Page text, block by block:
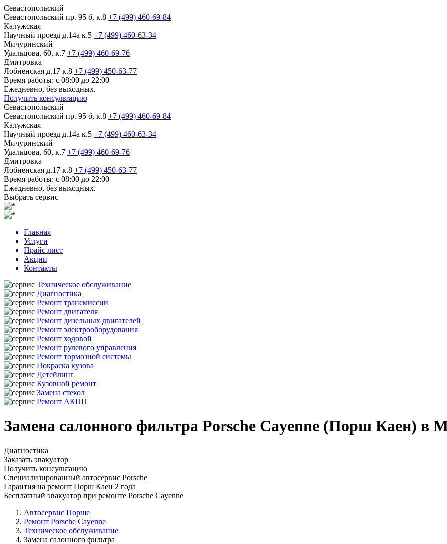
Севастопольский
Севастопольский пр. 95 б, к.8 +7 (499) 460-69-84
Калужская
Научный проезд д.14а к.5 +7 (499) 460-63-34
Мичуринский
Удальцова, 60, к.7 +7 (499) 460-69-76
Дмитровка
Лобненская д.17 к.8 +7 (499) 450-63-77
Время работы: с 08:00 до 22:00
Ежедневно, без выходных.
Получить консультацию
Севастопольский
Севастопольский пр. 95 б, к.8 +7 (499) 460-69-84
Калужская
Научный проезд д.14а к.5 +7 (499) 460-63-34
Мичуринский
Удальцова, 60, к.7 +7 (499) 460-69-76
Дмитровка
Лобненская д.17 к.8 +7 (499) 450-63-77
Время работы: с 08:00 до 22:00
Ежедневно, без выходных.
Выбрать сервис
Главная
Услуги
Прайс лист
Акции
Контакты
Техническое обслуживание
Диагностика
Ремонт трансмиссии
Ремонт двигателя
Ремонт дизельных двигателей
Ремонт электрооборудования
Ремонт ходовой
Ремонт рулевого управления
Ремонт тормозной системы
Покраска кузова
Детейлинг
Кузовной ремонт
Замена стекол
Ремонт АКПП
Замена салонного фильтра Porsche Cayenne (Порш Каен) в
Диагностика
Заказать эвакуатор
Получить консультацию
Специализированный автосервис Porsche
Гарантия на ремонт Порш Каен 2 года
Бесплатный эвакуатор при ремонте Porsche Cayenne
Автосервис Порше
Ремонт Porsche Cayenne
Техническое обслуживание
Замена салонного фильтра